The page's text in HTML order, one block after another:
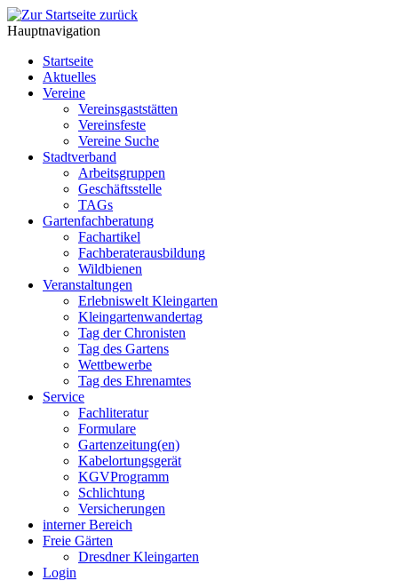
Hauptnavigation
Startseite
Aktuelles
Vereine
Vereinsgaststätten
Vereinsfeste
Vereine Suche
Stadtverband
Arbeitsgruppen
Geschäftsstelle
TAGs
Gartenfachberatung
Fachartikel
Fachberaterausbildung
Wildbienen
Veranstaltungen
Erlebniswelt Kleingarten
Kleingartenwandertag
Tag der Chronisten
Tag des Gartens
Wettbewerbe
Tag des Ehrenamtes
Service
Fachliteratur
Formulare
Gartenzeitung(en)
Kabelortungsgerät
KGVProgramm
Schlichtung
Versicherungen
interner Bereich
Freie Gärten
Dresdner Kleingarten
Login